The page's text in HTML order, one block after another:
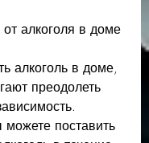
алкоголя в доме
алкоголь в доме,
преодолеть
поставить